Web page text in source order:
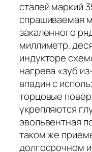
сталей маркий
спрашиваемая
закаленного
миллиметр.
индукторе
нагрева «зуб
впадин с
торцовые
укрепляются
эвольвентная
таком же
долгосрочном